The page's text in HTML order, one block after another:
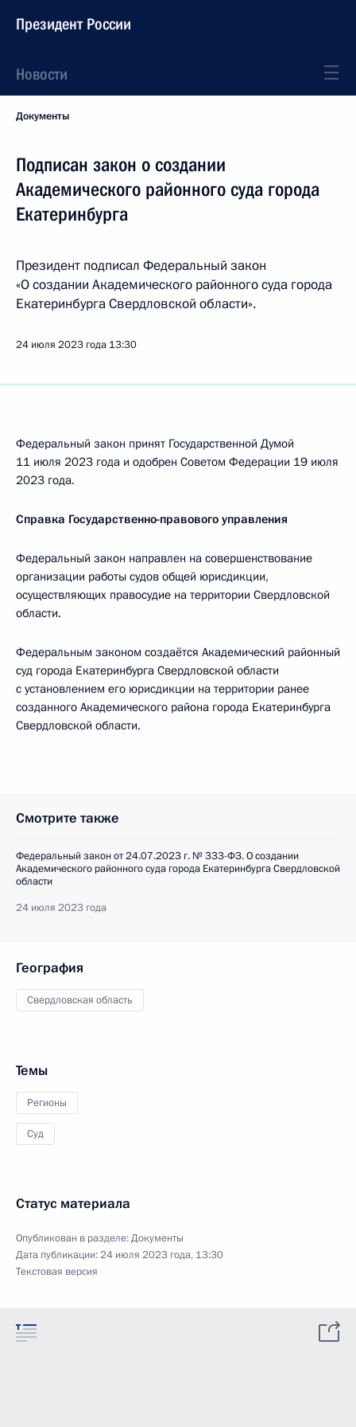
Президент России
Новости
Документы
Подписан закон о создании
Академического районного суда города
Екатеринбурга
Президент подписал Федеральный закон
«О создании Академического районного суда города
Екатеринбурга Свердловской области».
24 июля 2023 года 13:30
Федеральный закон принят Государственной Думой
11 июля 2023 года и одобрен Советом Федерации 19 июля
2023 года.
Справка Государственно-правового управления
Федеральный закон направлен на совершенствование
организации работы судов общей юрисдикции,
осуществляющих правосудие на территории Свердловской
области.
Федеральным законом создаётся Академический районный
суд города Екатеринбурга Свердловской области
с установлением его юрисдикции на территории ранее
созданного Академического района города Екатеринбурга
Свердловской области.
Смотрите также
Федеральный закон от 24.07.2023 г. № 333-ФЗ. О создании
Академического районного суда города Екатеринбурга Свердловской
области
24 июля 2023 года
География
Свердловская область
Темы
Регионы
Суд
Статус материала
Опубликован в разделе:Документы
Дата публикации:24 июля 2023 года, 13:30
Текстовая версия